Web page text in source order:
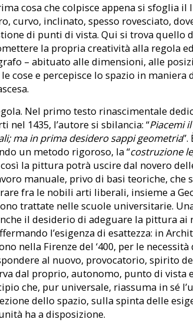
cosa che colpisce appena si sfoglia
curvo, inclinato, spesso rovesciato,
di punti di vista. Qui si trova quello
la propria creatività alla regola
– abituato alle dimensioni, alle
le cose e percepisce lo spazio in
Nel primo testo rinascimentale
nel 1435, l’autore si sbilancia: “Piacemi
ma in prima desidero sappi geometria
un metodo rigoroso, la “costruzione
la pittura potrà uscire dal novero
manuale, privo di basi teoriche, che
fra le nobili arti liberali, insieme a
trattate nelle scuole universitarie.
il desiderio di adeguare la pittura ai
l’esigenza di esattezza: in
nella Firenze del ‘400, per le
al nuovo, provocatorio, spirito
dal proprio, autonomo, punto di vista
che, pur universale, riassuma in sé
dello spazio, sulla spinta delle
ha a disposizione.